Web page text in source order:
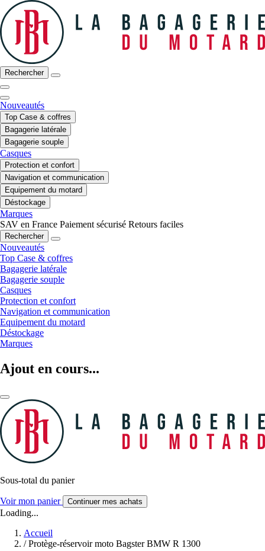
Rechercher
Nouveautés
Top Case & coffres
Bagagerie latérale
Bagagerie souple
Casques
Protection et confort
Navigation et communication
Equipement du motard
Déstockage
Marques
SAV en France Paiement sécurisé Retours faciles
Rechercher
Nouveautés
Top Case & coffres
Bagagerie latérale
Bagagerie souple
Casques
Protection et confort
Navigation et communication
Equipement du motard
Déstockage
Marques
Ajout en cours...
Sous-total du panier
Voir mon panier Continuer mes achats
Loading...
Accueil
/ Protège-réservoir moto Bagster BMW R 1300